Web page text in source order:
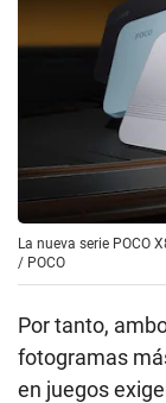
La nueva serie POCO
/ POCO
Por tanto,
fotogramas
en juegos